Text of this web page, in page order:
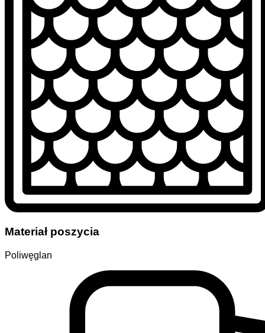
Materiał poszycia
Poliwęglan